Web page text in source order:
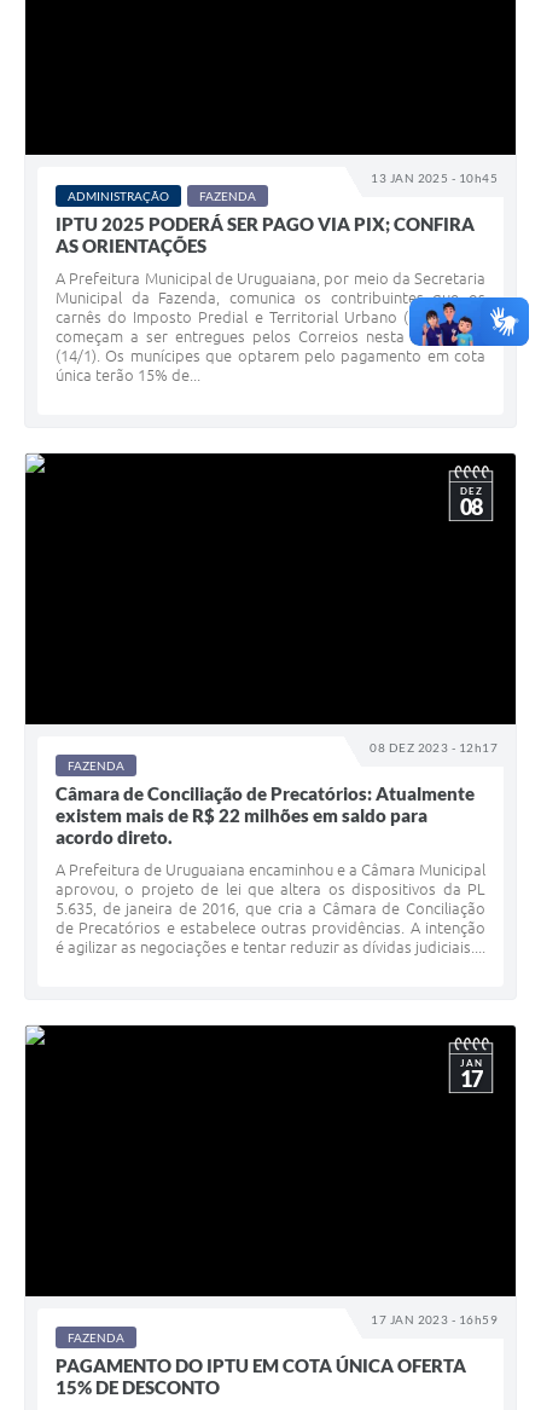
13 JAN 2025 - 10h45
ADMINISTRAÇÃO
FAZENDA
IPTU 2025 PODERÁ SER PAGO VIA PIX; CONFIRA
AS ORIENTAÇÕES
A Prefeitura Municipal de Uruguaiana, por meio da Secretaria
Municipal da Fazenda, comunica os contribuintes que os
carnês do Imposto Predial e Territorial Urbano (IPTU) 2025
começam a ser entregues pelos Correios nesta terça-feira
(14/1). Os munícipes que optarem pelo pagamento em cota
única terão 15% de...
08 DEZ 2023 - 12h17
DEZ
08
FAZENDA
Câmara de Conciliação de Precatórios: Atualmente
existem mais de R$ 22 milhões em saldo para
acordo direto.
A Prefeitura de Uruguaiana encaminhou e a Câmara Municipal
aprovou, o projeto de lei que altera os dispositivos da PL
5.635, de janeira de 2016, que cria a Câmara de Conciliação
de Precatórios e estabelece outras providências. A intenção
é agilizar as negociações e tentar reduzir as dívidas judiciais....
17 JAN 2023 - 16h59
JAN
17
FAZENDA
PAGAMENTO DO IPTU EM COTA ÚNICA OFERTA
15% DE DESCONTO